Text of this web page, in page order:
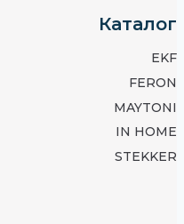
Каталог
EKF
FERON
MAYTONI
IN HOME
STEKKER